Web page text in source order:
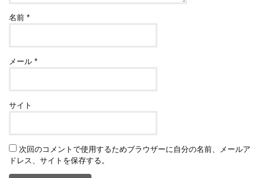
名前*
メール*
サイト
次回のコメントで使用するためブラウザーに自分の名前、メールア
ドレス、サイトを保存する。